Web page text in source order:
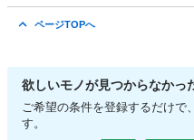
ページTOPへ
欲しいモノが見つからなかっ
ご希望の条件を登録するだけで
す。